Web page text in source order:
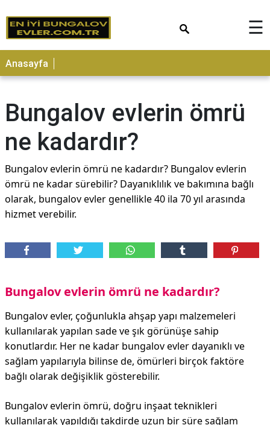
☰
Anasayfa
Bungalov evlerin ömrü
ne kadardır?
Bungalov evlerin ömrü ne kadardır? Bungalov evlerin
ömrü ne kadar sürebilir? Dayanıklılık ve bakımına bağlı
olarak, bungalov evler genellikle 40 ila 70 yıl arasında
hizmet verebilir.
Bungalov evlerin ömrü ne kadardır?
Bungalov evler, çoğunlukla ahşap yapı malzemeleri
kullanılarak yapılan sade ve şık görünüşe sahip
konutlardır. Her ne kadar bungalov evler dayanıklı ve
sağlam yapılarıyla bilinse de, ömürleri birçok faktöre
bağlı olarak değişiklik gösterebilir.
Bungalov evlerin ömrü, doğru inşaat teknikleri
kullanılarak yapıldığı takdirde uzun bir süre sağlam